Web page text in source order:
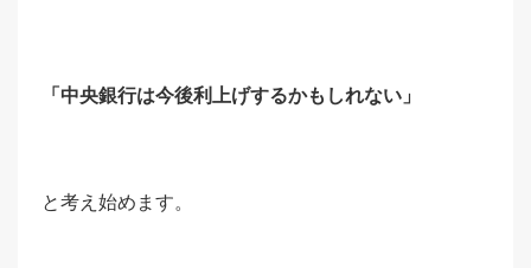
「中央銀行は今後利上げするかもしれない」
と考え始めます。